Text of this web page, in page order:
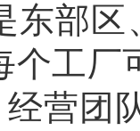
东部
个工厂
营团